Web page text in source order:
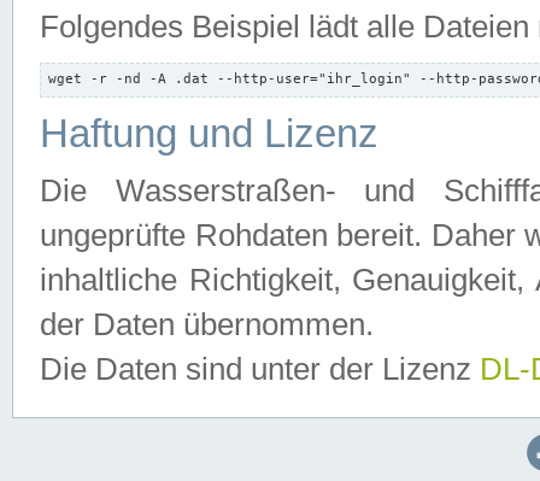
Folgendes Beispiel lädt alle
wget -r -nd -A .dat --http-user="ihr_login" --http-
Haftung und Lizenz
Die Wasserstraßen- und
ungeprüfte Rohdaten bereit. Daher
inhaltliche Richtigkeit,
der Daten übernommen.
Die Daten sind unter der Lizenz